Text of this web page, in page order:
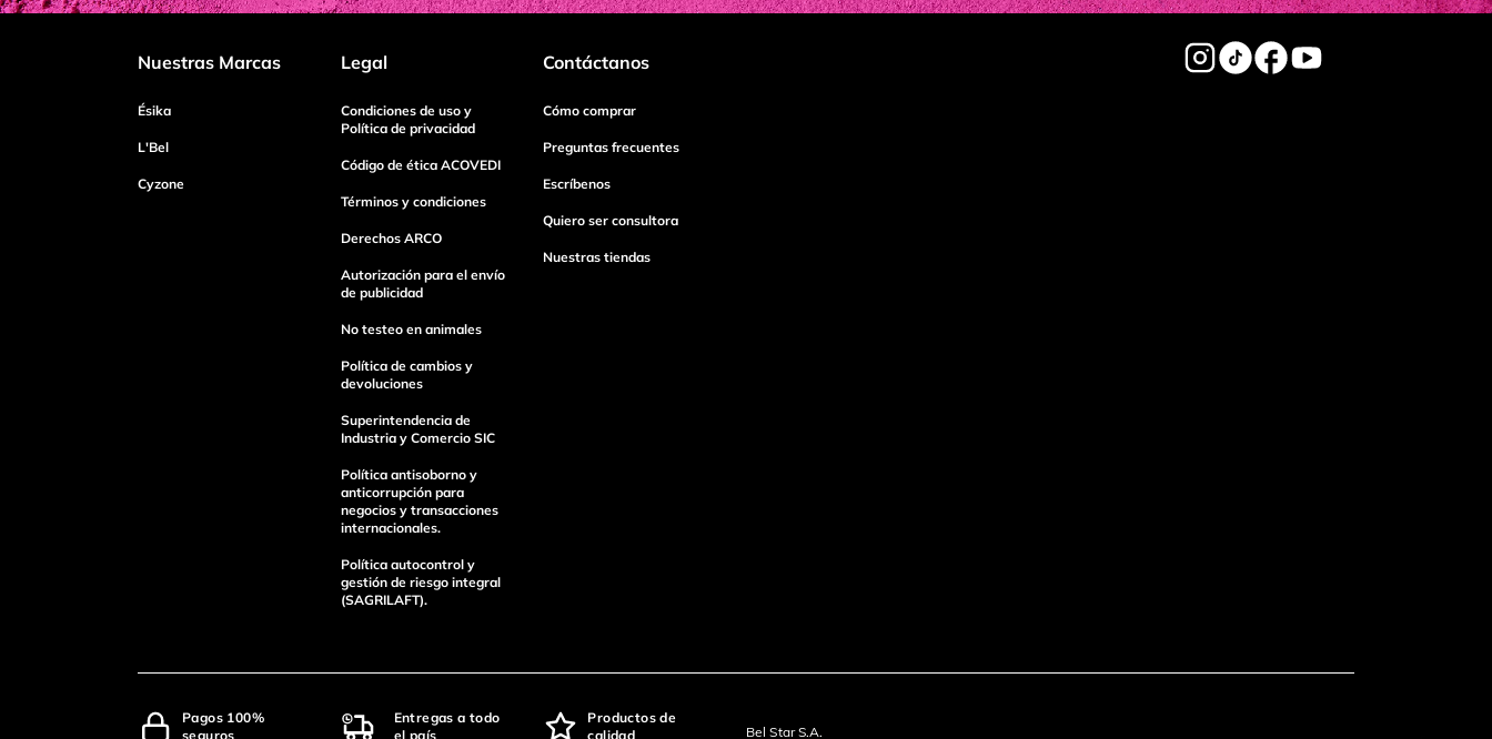
Tu nombre
Dirección de email
enviar comentario
Nuestras Marcas
Ésika
L'Bel
Cyzone
Legal
Condiciones de uso y
Política de privacidad
Código de ética ACOVEDI
Términos y condiciones
Derechos ARCO
Autorización para el envío
de publicidad
No testeo en animales
Política de cambios y
devoluciones
Superintendencia de
Industria y Comercio SIC
Política antisoborno y
anticorrupción para
negocios y transacciones
internacionales.
Política autocontrol y
gestión de riesgo integral
(SAGRILAFT).
Contáctanos
Cómo comprar
Preguntas frecuentes
Escríbenos
Quiero ser consultora
Nuestras tiendas
Pagos 100%
seguros
Entregas a todo
el país
Productos de
calidad
Bel Star S.A.